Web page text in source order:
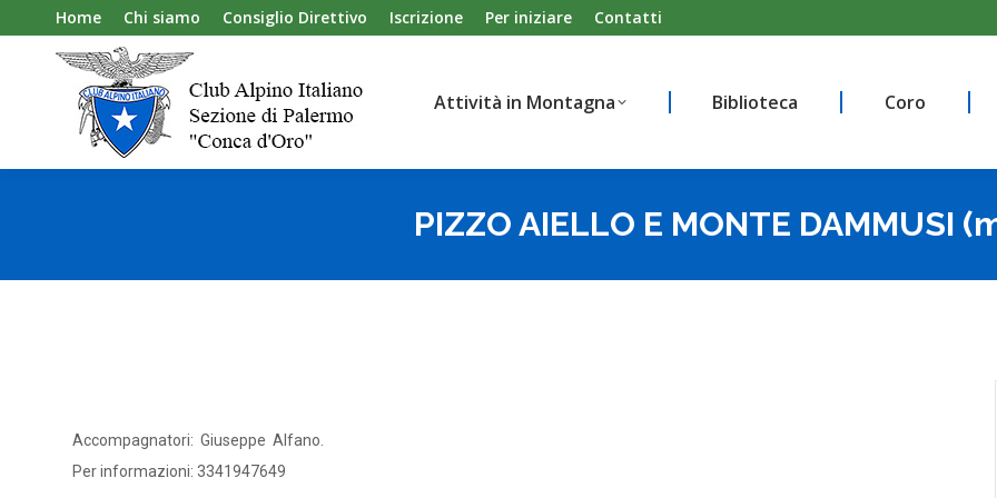
Home Chi siamo Consiglio Direttivo Iscrizione Per iniziare Contatti
Attività in Montagna Biblioteca Coro
PIZZO AIELLO E MONTE DAMMUSI
Accompagnatori: Giuseppe Alfano.
Per informazioni: 3341947649